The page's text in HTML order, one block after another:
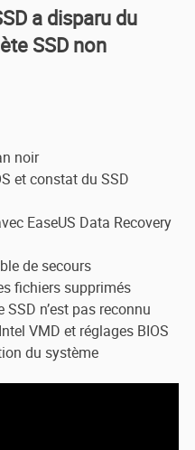
a disparu du
SSD non
noir
et constat du SSD
EaseUS Data Recovery
de secours
fichiers supprimés
n’est pas reconnu
VMD et réglages BIOS
du système